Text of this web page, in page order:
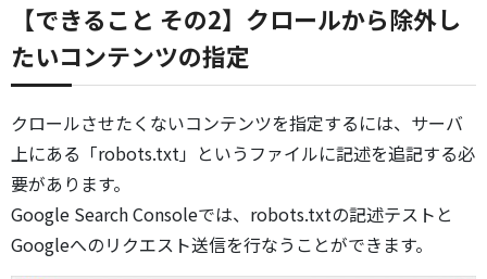
【できること その2】クロールから除外し
たいコンテンツの指定
クロールさせたくないコンテンツを指定するには、サーバ
上にある「robots.txt」というファイルに記述を追記する必
要があります。
Google Search Consoleでは、robots.txtの記述テストと
Googleへのリクエスト送信を行なうことができます。